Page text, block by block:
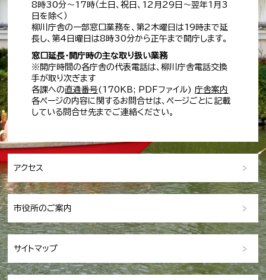
8時30分～17時（土日、祝日、12月29日～翌年1月3
日を除く）
柳川庁舎の一部窓口業務を、第2木曜日は19時まで延
長し、第4日曜日は8時30分から正午まで開庁します。
窓口延長・開庁時の主な取り扱い業務
※開庁時間の各庁舎の代表電話は、柳川庁舎電話交換
手が取り次ぎます
各課への直通番号(170KB; PDFファイル)庁舎案内
各ページの内容に関するお問合せは、ページごとに記載
している問合せ先までご連絡ください。
アクセス
市役所のご案内
サイトマップ